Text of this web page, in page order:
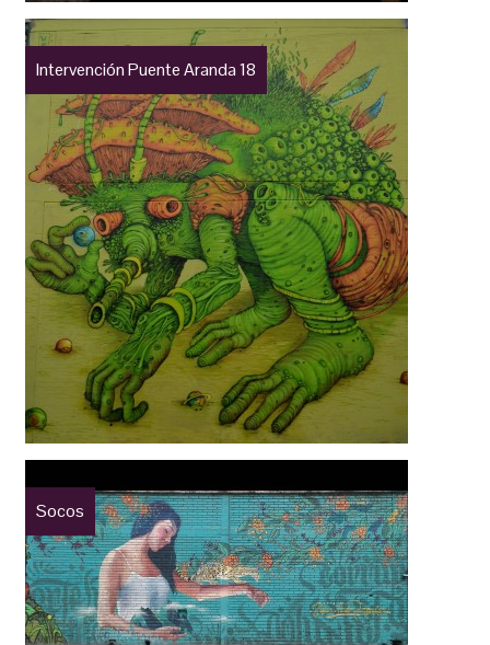
Intervención Puente Aranda 18
Socos